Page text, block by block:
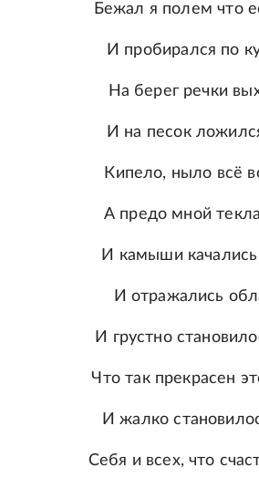
Бежал я полем что
И пробирался по
На берег речки
И на песок
Кипело, ныло всё
А предо мной
И камыши качались
И отражались
И грустно
Что так прекрасен
И жалко
Себя и всех, что